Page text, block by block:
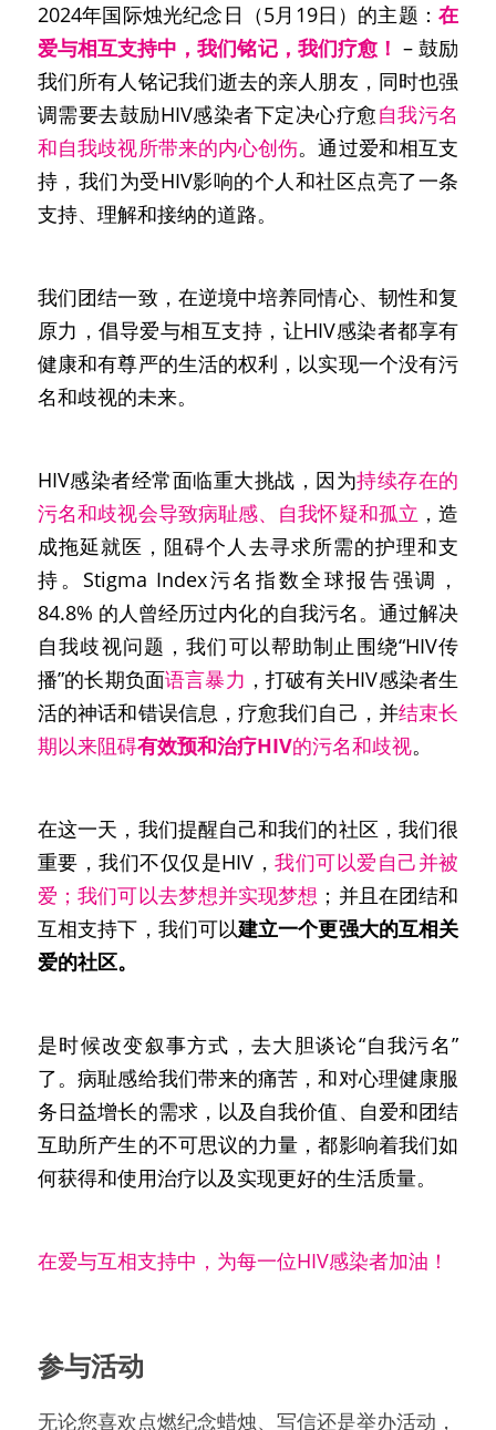
2024年国际烛光纪念日（5月19日）的主题： 在
爱与相互支持中，我们铭记，我们疗愈！ – 鼓励
我们所有人铭记我们逝去的亲人朋友，同时也强
调需要去鼓励HIV感染者下定决心疗愈自我污名
和自我歧视所带来的内心创伤。通过爱和相互支
持，我们为受HIV影响的个人和社区点亮了一条
支持、理解和接纳的道路。
我们团结一致，在逆境中培养同情心、韧性和复
原力，倡导爱与相互支持，让HIV感染者都享有
健康和有尊严的生活的权利，以实现一个没有污
名和歧视的未来。
HIV感染者经常面临重大挑战，因为持续存在的
污名和歧视会导致病耻感、自我怀疑和孤立 ，造
成拖延就医，阻碍个人去寻求所需的护理和支
持。Stigma Index污名指数全球报告强调，
84.8% 的人曾经历过内化的自我污名。通过解决
自我歧视问题，我们可以帮助制止围绕“HIV传
播”的长期负面语言暴力 ，打破有关HIV感染者生
活的神话和错误信息，疗愈我们自己，并结束长
期以来阻碍有效预和治疗HIV的污名和歧视。
在这一天，我们提醒自己和我们的社区，我们很
重要，我们不仅仅是HIV，我们可以爱自己并被
爱；我们可以去梦想并实现梦想 ；并且在团结和
互相支持下，我们可以建立一个更强大的互相关
爱的社区。
是时候改变叙事方式，去大胆谈论“自我污名”
了。病耻感给我们带来的痛苦，和对心理健康服
务日益增长的需求，以及自我价值、自爱和团结
互助所产生的不可思议的力量，都影响着我们如
何获得和使用治疗以及实现更好的生活质量。
在爱与互相支持中，为每一位HIV感染者加油！
参与活动
无论您喜欢点燃纪念蜡烛、写信还是举办活动，